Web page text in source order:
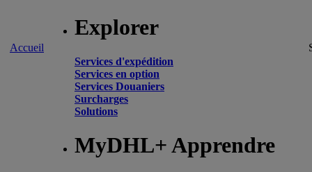
Accueil
Explorer
Services d'expédition
Services en option
Services Douaniers
Surcharges
Solutions
MyDHL+ Apprendre